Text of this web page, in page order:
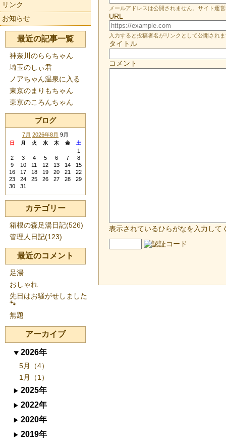
メールアドレスは公開されません。サイト運
URL
入力すると投稿者名がリンクとして公開され
タイトル
コメント
表示されているひらがなを入力して
リンク
お知らせ
最近の記事一覧
神奈川のららちゃん
埼玉のしぃ君
ノアちゃん温泉に入る
東京のまりもちゃん
東京のころんちゃん
ブログ
7月 2026年8月 9月
日 月 火 水 木 金 土
1
2
3 4 5 6 7
8
9
10 11 12 13 14
15
16
17 18 19 20 21
22
23
24 25 26 27 28
29
30
31
カテゴリー
箱根の森足湯日記(526)
管理人日記(123)
最近のコメント
足湯
おしゃれ
先日はお騒がせしました
🐾
無題
アーカイブ
2026年
5月（4）
1月（1）
2025年
2022年
2020年
2019年